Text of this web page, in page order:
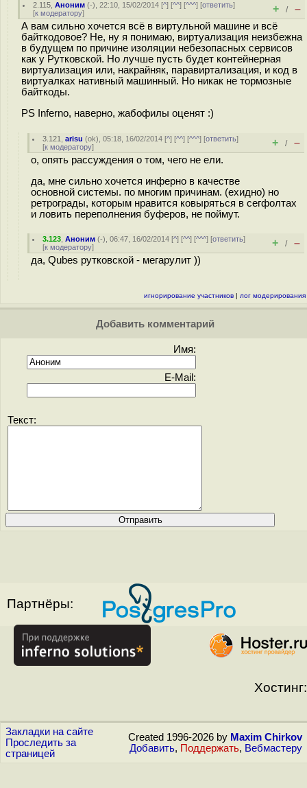
2.115 ,Аноним (-), 22:10, 15/02/2014 [^] [^^] [^^^] [ответить]
[к модератору] + / –
А вам сильно хочется всё в виртульной машине и всё
байткодовое? Не, ну я понимаю, виртуализация неизбежна
в будущем по причине изоляции небезопасных сервисов
как у Рутковской. Но лучше пусть будет контейнерная
виртуализация или, накрайняк, паравиртализация, и код в
виртуалках нативный машинный. Но никак не тормозные
байткоды.
PS Inferno, наверно, жабофилы оценят :)
3.121 ,arisu (ok), 05:18, 16/02/2014 [^] [^^] [^^^] [ответить]
[к модератору] + / –
о, опять рассуждения о том, чего не ели.
да, мне сильно хочется инферно в качестве
основной системы. по многим причинам. (ехидно) но
ретрограды, которым нравится ковыряться в сегфолтах
и ловить переполнения буферов, не поймут.
3.123 ,Аноним (-), 06:47, 16/02/2014 [^] [^^] [^^^] [ответить]
[к модератору] + / –
да, Qubes рутковской - мегарулит ))
игнорирование участников | лог модерирования
Добавить комментарий
Имя:
E-Mail:
Текст:
Партнёры:
Хостинг:
Закладки на сайте
Проследить за
страницей
Created 1996-2026 by Maxim Chirkov
Добавить, Поддержать, Вебмастеру